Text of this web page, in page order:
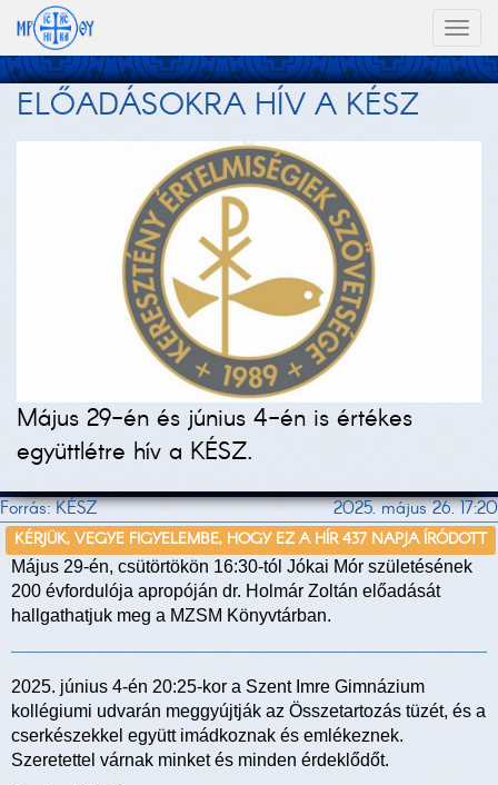
ELŐADÁSOKRA HÍV A KÉSZ
Május 29-én és június 4-én is értékes
együttlétre hív a KÉSZ.
Forrás: KÉSZ 2025. május 26. 17:20
KÉRJÜK, VEGYE FIGYELEMBE, HOGY EZ A HÍR 437 NAPJA ÍRÓDOTT
Május 29-én, csütörtökön 16:30-tól Jókai Mór születésének
200 évfordulója apropóján dr. Holmár Zoltán előadását
hallgathatjuk meg a MZSM Könyvtárban.
2025. június 4-én 20:25-kor a Szent Imre Gimnázium
kollégiumi udvarán meggyújtják az Összetartozás tüzét, és a
cserkészekkel együtt imádkoznak és emlékeznek.
Szeretettel várnak minket és minden érdeklődőt.